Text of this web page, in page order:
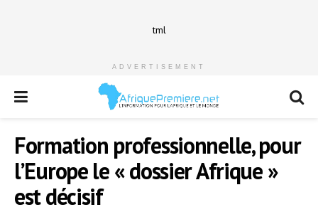
tml
ADVERTISEMENT
Formation professionnelle, pour
l’Europe le « dossier Afrique »
est décisif